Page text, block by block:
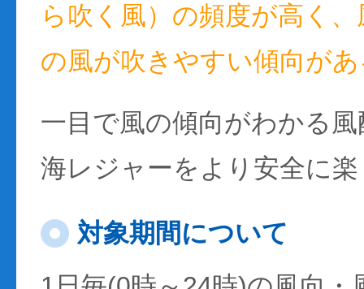
ら吹く風）の頻度が高く
の風が吹きやすい傾向が
一目で風の傾向がわかる
海レジャーをより安全に
対象期間について